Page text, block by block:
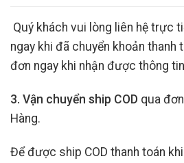
Quý khách vui lòng liên hệ trực
ngay khi đã chuyển khoản thanh
đơn ngay khi nhận được thông
3. Vận chuyển ship COD qua
Hàng.
Để được ship COD thanh toán